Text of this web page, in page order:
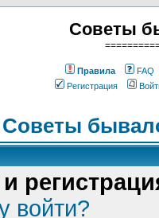
Советы
Правила
FAQ
Регистрация
войти?